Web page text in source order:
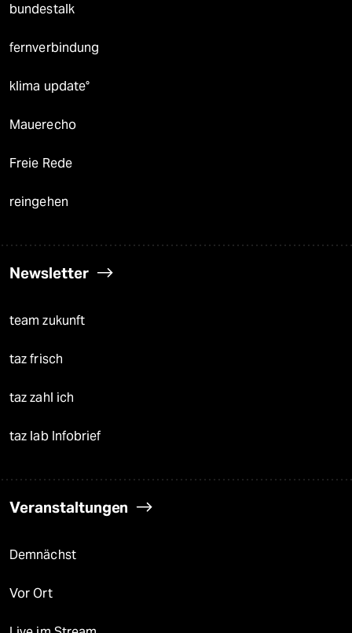
bundestalk
fernverbindung
klima update°
Mauerecho
Freie Rede
reingehen
Newsletter
team zukunft
taz frisch
taz zahl ich
taz lab Infobrief
Veranstaltungen
Demnächst
Vor Ort